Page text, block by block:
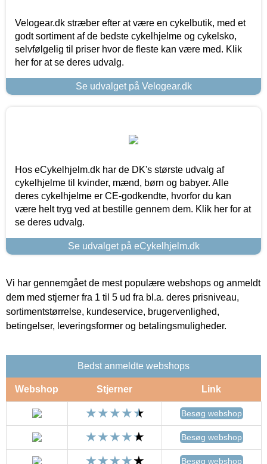
Velogear.dk stræber efter at være en cykelbutik, med et
godt sortiment af de bedste cykelhjelme og cykelsko,
selvfølgelig til priser hvor de fleste kan være med. Klik
her for at se deres udvalg.
Se udvalget på Velogear.dk
Hos eCykelhjelm.dk har de DK's største udvalg af
cykelhjelme til kvinder, mænd, børn og babyer. Alle
deres cykelhjelme er CE-godkendte, hvorfor du kan
være helt tryg ved at bestille gennem dem. Klik her for at
se deres udvalg.
Se udvalget på eCykelhjelm.dk
Vi har gennemgået de mest populære webshops og anmeldt
dem med stjerner fra 1 til 5 ud fra bl.a. deres prisniveau,
sortimentstørrelse, kundeservice, brugervenlighed,
betingelser, leveringsformer og betalingsmuligheder.
Bedst anmeldte webshops
Webshop Stjerner Link
Besøg webshop
Besøg webshop
Besøg webshop